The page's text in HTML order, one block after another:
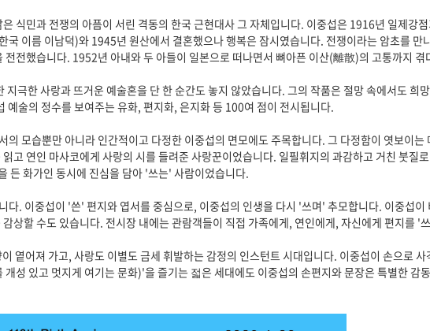
식민과 전쟁의 아픔이 서린 격동의 한국 근현대사 그 자체입니다. 이중섭은 1916년 일제강
국 이름 이남덕)와 1945년 원산에서 결혼했으나 행복은 잠시였습니다. 전쟁이라는 암초를
전전했습니다. 1952년 아내와 두 아들이 일본으로 떠나면서 뼈아픈 이산(離散)의 고통까지
지극한 사랑과 뜨거운 예술혼을 단 한 순간도 놓지 않았습니다. 그의 작품은 절망 속에서도
예술의 정수를 보여주는 유화, 편지화, 은지화 등 100여 점이 전시됩니다.
의 모습뿐만 아니라 인간적이고 다정한 이중섭의 면모에도 주목합니다. 그 다정함이 엿보이
고 연인 마사코에게 사랑의 시를 들려준 사랑꾼이었습니다. 일필휘지의 과감하고 거친 붓질
든 화가인 동시에 진심을 담아 '쓰는' 사람이었습니다.
다. 이중섭이 '쓴' 편지와 엽서를 중심으로, 이중섭의 인생을 다시 '쓰며' 추모합니다. 이중섭
상할 수도 있습니다. 전시장 내에는 관람객들이 직접 가족에게, 연인에게, 자신에게 편지를 '
옅어져 가고, 사랑도 이별도 금세 휘발하는 감정의 인스턴트 시대입니다. 이중섭이 손으로
성 있고 멋지게 여기는 문화)'을 즐기는 젋은 세대에도 이중섭의 손편지와 문장은 특별한 감